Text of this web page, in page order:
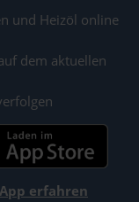
und Heizöl online
dem aktuellen
erfahren